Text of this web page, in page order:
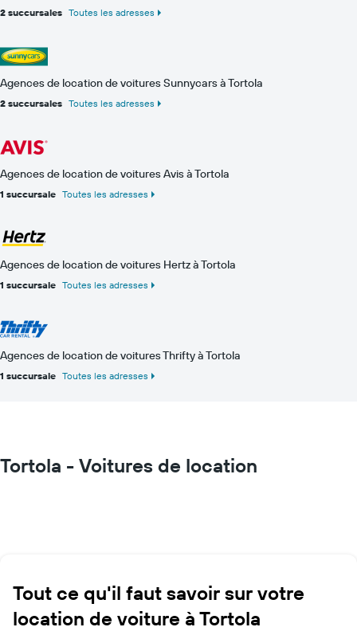
2 succursales Toutes les adresses
Agences de location de voitures Sunnycars à Tortola
2 succursales Toutes les adresses
Agences de location de voitures Avis à Tortola
1 succursale Toutes les adresses
Agences de location de voitures Hertz à Tortola
1 succursale Toutes les adresses
Agences de location de voitures Thrifty à Tortola
1 succursale Toutes les adresses
Tortola - Voitures de location
Tout ce qu'il faut savoir sur votre
location de voiture à Tortola